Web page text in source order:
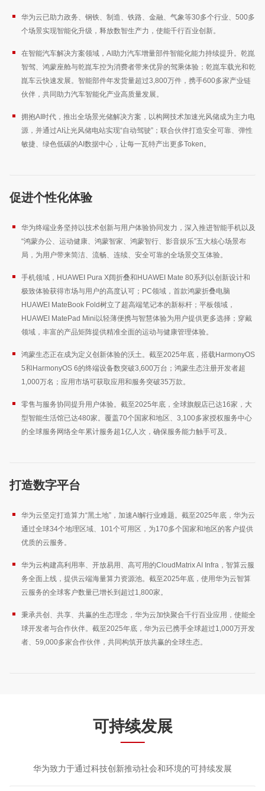
华为云已助力政务、钢铁、制造、铁路、金融、气象等30多个行业、500多
个场景实现智能化升级，释放数智生产力，使能千行百业创新。
在智能汽车解决方案领域，AI助力汽车增量部件智能化能力持续提升。乾崑
智驾、鸿蒙座舱与乾崑车控为消费者带来优异的驾乘体验；乾崑车载光和乾
崑车云快速发展。智能部件年发货量超过3,800万件，携手600多家产业链
伙伴，共同助力汽车智能化产业高质量发展。
拥抱AI时代，推出全场景光储解决方案，以构网技术加速光风储成为主力电
源，并通过AI让光风储电站实现“自动驾驶”；联合伙伴打造安全可靠、弹性
敏捷、绿色低碳的AI数据中心，让每一瓦特产出更多Token。
促进个性化体验
华为终端业务坚持以技术创新与用户体验协同发力，深入推进智能手机以及
“鸿蒙办公、运动健康、鸿蒙智家、鸿蒙智行、影音娱乐”五大核心场景布
局，为用户带来简洁、流畅、连续、安全可靠的全场景交互体验。
手机领域，HUAWEI Pura X阔折叠和HUAWEI Mate 80系列以创新设计和
极致体验获得市场与用户的高度认可；PC领域，首款鸿蒙折叠电脑
HUAWEI MateBook Fold树立了超高端笔记本的新标杆；平板领域，
HUAWEI MatePad Mini以轻薄便携与智慧体验为用户提供更多选择；穿戴
领域，丰富的产品矩阵提供精准全面的运动与健康管理体验。
鸿蒙生态正在成为定义创新体验的沃土。截至2025年底，搭载HarmonyOS
5和HarmonyOS 6的终端设备数突破3,600万台；鸿蒙生态注册开发者超
1,000万名；应用市场可获取应用和服务突破35万款。
零售与服务协同提升用户体验。截至2025年底，全球旗舰店已达16家，大
型智能生活馆已达480家。覆盖70个国家和地区、3,100多家授权服务中心
的全球服务网络全年累计服务超1亿人次，确保服务能力触手可及。
打造数字平台
华为云坚定打造算力“黑土地”，加速AI解行业难题。截至2025年底，华为云
通过全球34个地理区域、101个可用区，为170多个国家和地区的客户提供
优质的云服务。
华为云构建高利用率、开放易用、高可用的CloudMatrix AI Infra，智算云服
务全面上线，提供云端海量算力资源池。截至2025年底，使用华为云智算
云服务的全球客户数量已增长到超过1,800家。
秉承共创、共享、共赢的生态理念，华为云加快聚合千行百业应用，使能全
球开发者与合作伙伴。截至2025年底，华为云已携手全球超过1,000万开发
者、59,000多家合作伙伴，共同构筑开放共赢的全球生态。
可持续发展
华为致力于通过科技创新推动社会和环境的可持续发展